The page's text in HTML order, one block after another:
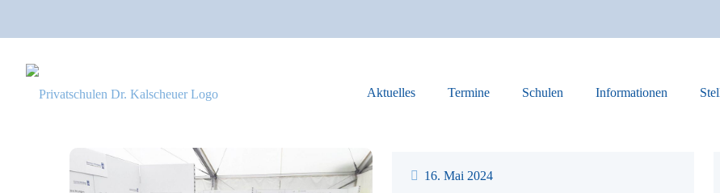
Aktuelles Termine Schulen Informationen
16. Mai 2024